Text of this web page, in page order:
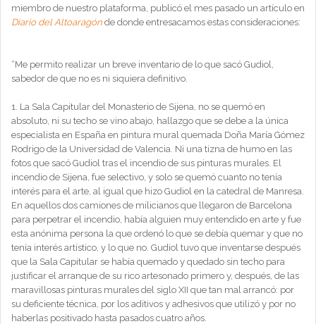
miembro de nuestro plataforma, publicó el mes pasado un artículo en
Diario del Altoaragón de donde entresacamos estas consideraciones:
“Me permito realizar un breve inventario de lo que sacó Gudiol,
sabedor de que no es ni siquiera definitivo.
1. La Sala Capitular del Monasterio de Sijena, no se quemó en
absoluto, ni su techo se vino abajo, hallazgo que se debe a la única
especialista en España en pintura mural quemada Doña María Gómez
Rodrigo de la Universidad de Valencia. Ni una tizna de humo en las
fotos que sacó Gudiol tras el incendio de sus pinturas murales. El
incendio de Sijena, fue selectivo, y solo se quemó cuanto no tenía
interés para el arte, al igual que hizo Gudiol en la catedral de Manresa.
En aquellos dos camiones de milicianos que llegaron de Barcelona
para perpetrar el incendio, había alguien muy entendido en arte y fue
esta anónima persona la que ordenó lo que se debía quemar y que no
tenía interés artístico, y lo que no. Gudiol tuvo que inventarse después
que la Sala Capitular se había quemado y quedado sin techo para
justificar el arranque de su rico artesonado primero y, después, de las
maravillosas pinturas murales del siglo XII que tan mal arrancó: por
su deficiente técnica, por los aditivos y adhesivos que utilizó y por no
haberlas positivado hasta pasados cuatro años.